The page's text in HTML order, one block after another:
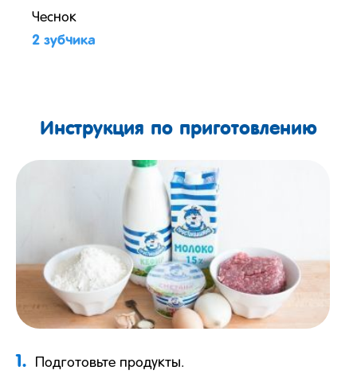
Чеснок
2 зубчика
Инструкция по приготовлению
1. Подготовьте продукты.